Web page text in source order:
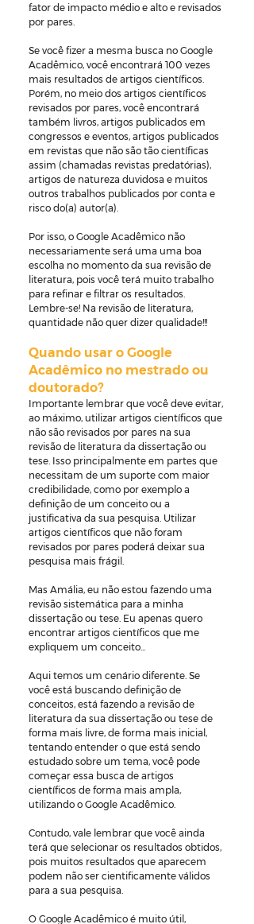
fator de impacto médio e alto e revisados
por pares.
Se você fizer a mesma busca no Google
Acadêmico, você encontrará 100 vezes
mais resultados de artigos científicos.
Porém, no meio dos artigos científicos
revisados por pares, você encontrará
também livros, artigos publicados em
congressos e eventos, artigos publicados
em revistas que não são tão científicas
assim (chamadas revistas predatórias),
artigos de natureza duvidosa e muitos
outros trabalhos publicados por conta e
risco do(a) autor(a).
Por isso, o Google Acadêmico não
necessariamente será uma uma boa
escolha no momento da sua revisão de
literatura, pois você terá muito trabalho
para refinar e filtrar os resultados.
Lembre-se! Na revisão de literatura,
quantidade não quer dizer qualidade!!!
Quando usar o Google
Acadêmico no mestrado ou
doutorado?
Importante lembrar que você deve evitar,
ao máximo, utilizar artigos científicos que
não são revisados por pares na sua
revisão de literatura da dissertação ou
tese. Isso principalmente em partes que
necessitam de um suporte com maior
credibilidade, como por exemplo a
definição de um conceito ou a
justificativa da sua pesquisa. Utilizar
artigos científicos que não foram
revisados por pares poderá deixar sua
pesquisa mais frágil.
Mas Amália, eu não estou fazendo uma
revisão sistemática para a minha
dissertação ou tese. Eu apenas quero
encontrar artigos científicos que me
expliquem um conceito...
Aqui temos um cenário diferente. Se
você está buscando definição de
conceitos, está fazendo a revisão de
literatura da sua dissertação ou tese de
forma mais livre, de forma mais inicial,
tentando entender o que está sendo
estudado sobre um tema, você pode
começar essa busca de artigos
científicos de forma mais ampla,
utilizando o Google Acadêmico.
Contudo, vale lembrar que você ainda
terá que selecionar os resultados obtidos,
pois muitos resultados que aparecem
podem não ser cientificamente válidos
para a sua pesquisa.
O Google Acadêmico é muito útil,